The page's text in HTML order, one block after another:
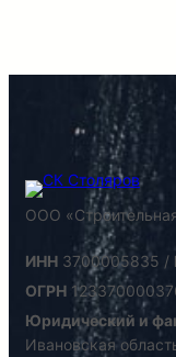
ООО
ИНН 3700005835 /
ОГРН
Юридический и
Ивановская